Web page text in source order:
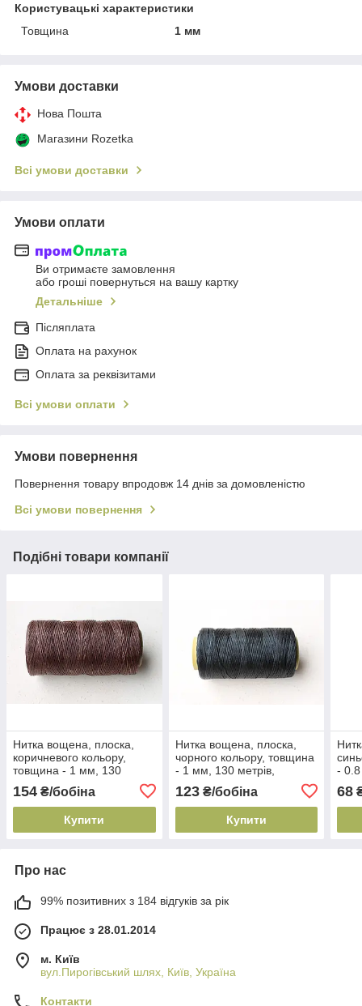
Користувацькі характеристики
Товщина
1 мм
Умови доставки
Нова Пошта
Магазини Rozetka
Всі умови доставки
Умови оплати
Ви отримаєте замовлення
або гроші повернуться на вашу картку
Детальніше
Післяплата
Оплата на рахунок
Оплата за реквізитами
Всі умови оплати
Умови повернення
Повернення товару впродовж 14 днів за домовленістю
Всі умови повернення
Подібні товари компанії
Нитка вощена, плоска,
коричневого кольору,
товщина - 1 мм, 130
метрів, артикул СК 5087
154 ₴/бобіна
Купити
Нитка вощена, плоска,
чорного кольору, товщина
- 1 мм, 130 метрів,
123₴/бобіна
Купити
-
68
Про нас
99% позитивних з 184 відгуків за рік
Працює з 28.01.2014
м. Київ
вул.Пирогівський шлях, Київ, Україна
Контакти